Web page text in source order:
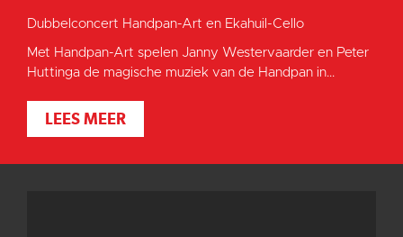
Dubbelconcert Handpan-Art en Ekahuil-Cello
Met Handpan-Art spelen Janny Westervaarder en Peter
Huttinga de magische muziek van de Handpan in...
LEES MEER